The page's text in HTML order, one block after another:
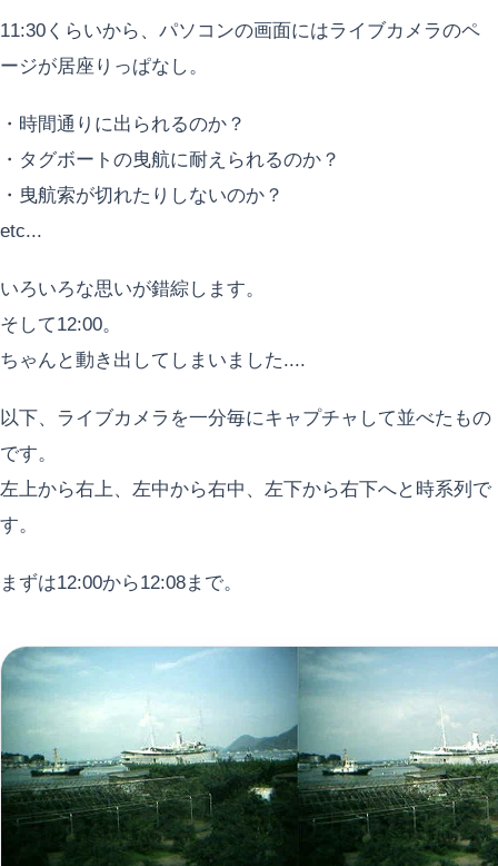
11:30くらいから、パソコンの画面にはライブカメラのペ
ージが居座りっぱなし。
・時間通りに出られるのか？
・タグボートの曳航に耐えられるのか？
・曳航索が切れたりしないのか？
etc...
いろいろな思いが錯綜します。
そして12:00。
ちゃんと動き出してしまいました....
以下、ライブカメラを一分毎にキャプチャして並べたもの
です。
左上から右上、左中から右中、左下から右下へと時系列で
す。
まずは12:00から12:08まで。